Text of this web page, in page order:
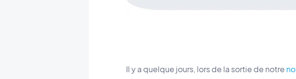
Il y a quelque jours, lors de la sortie de notre